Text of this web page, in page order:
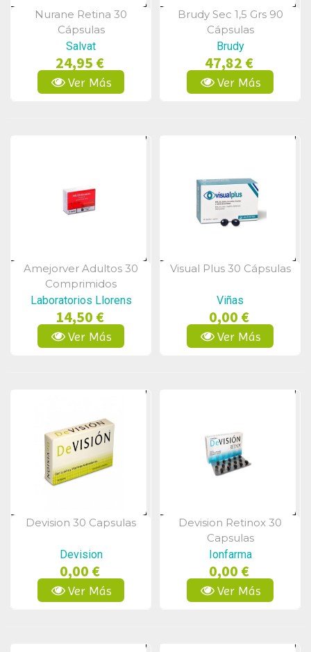
Vista Rápida
Nurane Retina 30
Cápsulas
Salvat
24,95 €
Ver Más
Vista Rápida
Brudy Sec 1,5 Grs 90
Cápsulas
Brudy
47,82 €
Ver Más
Vista Rápida
Amejorver Adultos 30
Comprimidos
Laboratorios Llorens
14,50 €
Ver Más
Vista Rápida
Visual Plus 30 Cápsulas
Viñas
0,00 €
Ver Más
Vista Rápida
Devision 30 Capsulas
Devision
0,00 €
Ver Más
Vista Rápida
Devision Retinox 30
Capsulas
Ionfarma
0,00 €
Ver Más